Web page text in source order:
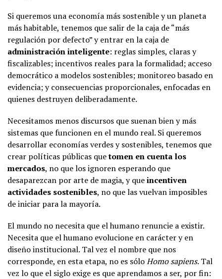
Si queremos una economía más sostenible y un planeta
más habitable, tenemos que salir de la caja de “más
regulación por defecto” y entrar en la caja de
administración inteligente: reglas simples, claras y
fiscalizables; incentivos reales para la formalidad; acceso
democrático a modelos sostenibles; monitoreo basado en
evidencia; y consecuencias proporcionales, enfocadas en
quienes destruyen deliberadamente.
Necesitamos menos discursos que suenan bien y más
sistemas que funcionen en el mundo real. Si queremos
desarrollar economías verdes y sostenibles, tenemos que
crear políticas públicas quetomen en cuenta los
mercados, no que los ignoren esperando que
desaparezcan por arte de magia, y queincentiven
actividades sostenibles, no que las vuelvan imposibles
de iniciar para la mayoría.
El mundo no necesita que el humano renuncie a existir.
Necesita que el humano evolucione en carácter y en
diseño institucional. Tal vez el nombre que nos
corresponde, en esta etapa, no es sóloHomo sapiens. Tal
vez lo que el siglo exige es que aprendamos a ser, por fin: